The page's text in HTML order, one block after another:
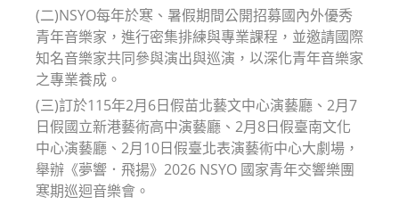
(二)NSYO每年於寒、暑假期間公開招募國內外優秀
青年音樂家，進行密集排練與專業課程，並邀請國際
知名音樂家共同參與演出與巡演，以深化青年音樂家
之專業養成。
(三)訂於115年2月6日假苗北藝文中心演藝廳、2月7
日假國立新港藝術高中演藝廳、2月8日假臺南文化
中心演藝廳、2月10日假臺北表演藝術中心大劇場，
舉辦《夢響．飛揚》2026 NSYO 國家青年交響樂團
寒期巡迴音樂會。